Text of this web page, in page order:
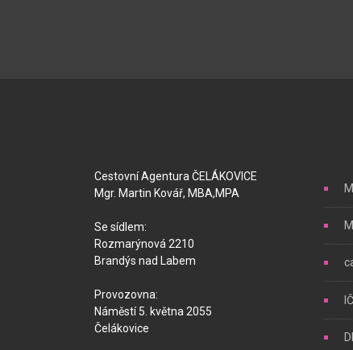
Cestovní Agentura ČELÁKOVICE
Mgr. Martin Kovář, MBA,MPA
Se sídlem:
Rozmarýnová 2210
Brandýs nad Labem
Provozovna:
Náměstí 5. května 2055
Čelákovice